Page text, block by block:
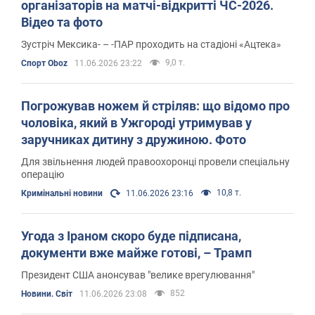
організаторів на матчі-відкритті ЧС-2026.
Відео та фото
Зустріч Мексика- – -ПАР проходить на стадіоні «Ацтека»
Спорт Oboz 11.06.2026 23:22 9,0 т.
Погрожував ножем й стріляв: що відомо про
чоловіка, який в Ужгороді утримував у
заручниках дитину з дружиною. Фото
Для звільнення людей правоохоронці провели спеціальну
операцію
Кримінальні новини 11.06.2026 23:16 10,8 т.
Угода з Іраном скоро буде підписана,
документи вже майже готові, – Трамп
Президент США анонсував "велике врегулювання"
Новини. Світ 11.06.2026 23:08 852